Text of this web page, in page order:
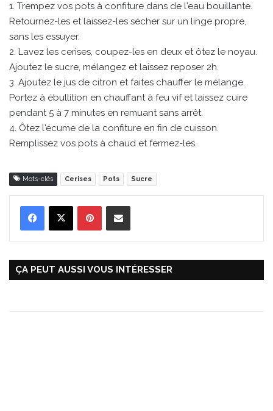
1. Trempez vos pots à confiture dans de l'eau bouillante.
Retournez-les et laissez-les sécher sur un linge propre,
sans les essuyer.
2. Lavez les cerises, coupez-les en deux et ôtez le noyau.
Ajoutez le sucre, mélangez et laissez reposer 2h.
3. Ajoutez le jus de citron et faites chauffer le mélange.
Portez à ébullition en chauffant à feu vif et laissez cuire
pendant 5 à 7 minutes en remuant sans arrêt.
4. Ôtez l'écume de la confiture en fin de cuisson.
Remplissez vos pots à chaud et fermez-les.
Mots-clés Cerises Pots Sucre
ÇA PEUT AUSSI VOUS INTÉRESSER